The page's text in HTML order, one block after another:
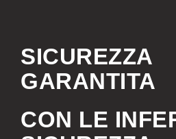
SICUREZZA
GARANTITA
CON LE